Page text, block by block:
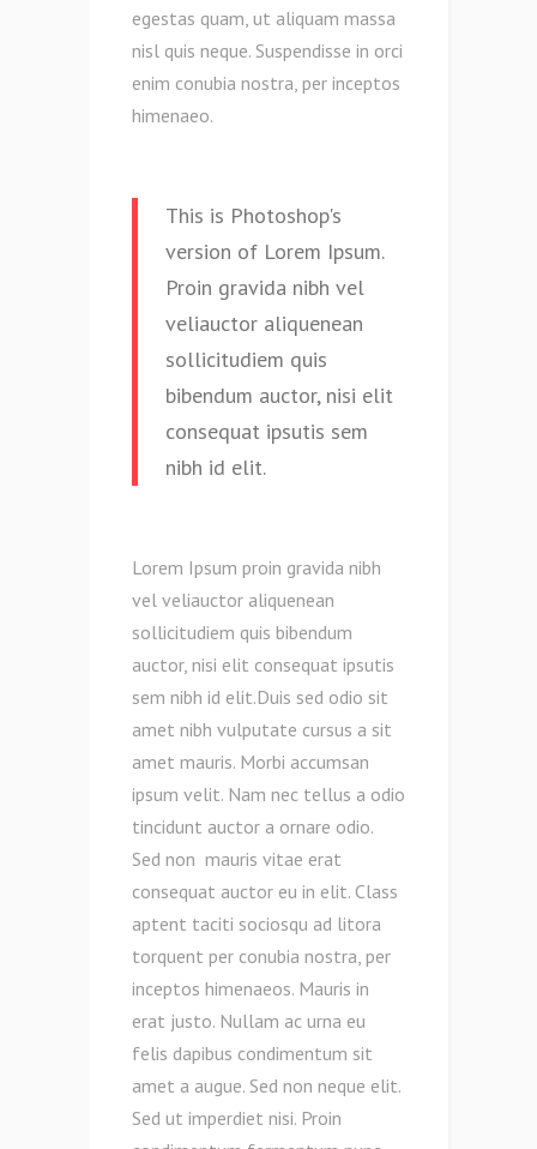
egestas quam, ut aliquam massa
nisl quis neque. Suspendisse in orci
enim conubia nostra, per inceptos
himenaeo.
This is Photoshop's
version of Lorem Ipsum.
Proin gravida nibh vel
veliauctor aliquenean
sollicitudiem quis
bibendum auctor, nisi elit
consequat ipsutis sem
nibh id elit.
Lorem Ipsum proin gravida nibh
vel veliauctor aliquenean
sollicitudiem quis bibendum
auctor, nisi elit consequat ipsutis
sem nibh id elit.Duis sed odio sit
amet nibh vulputate cursus a sit
amet mauris. Morbi accumsan
ipsum velit. Nam nec tellus a odio
tincidunt auctor a ornare odio.
Sed non mauris vitae erat
consequat auctor eu in elit. Class
aptent taciti sociosqu ad litora
torquent per conubia nostra, per
inceptos himenaeos. Mauris in
erat justo. Nullam ac urna eu
felis dapibus condimentum sit
amet a augue. Sed non neque elit.
Sed ut imperdiet nisi. Proin